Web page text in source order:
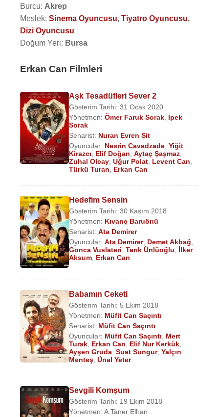
Burcu: Akrep
Meslek: Sinema Oyuncusu, Tiyatro Oyuncusu,
Dizi Oyuncusu
Doğum Yeri: Bursa
Erkan Can Filmleri
Aşk Tesadüfleri Sever 2
Gösterim Tarihi: 31 Ocak 2020
Yönetmen: Ömer Faruk Sorak İpek
Sorak
Senarist: Nuran Evren Şit
Oyuncular: Nesrin Cavadzade Yiğit
Kirazcı
Elif Doğan Aytaç Şaşmaz
Zuhal Olcay Uğur Polat Levent Can
Türkü Turan
Erkan Can
Hedefim Sensin
Gösterim Tarihi: 30 Kasım 2018
Yönetmen: Kıvanç Baruönü
Senarist: Ata Demirer
Oyuncular: Ata Demirer, Demet Akbağ
Gonca Vuslateri Tarık Ünlüoğlu
İlker
Aksum Erkan Can
Babamın Ceketi
Gösterim Tarihi: 5 Ekim 2018
Yönetmen: Müfit Can Saçıntı
Senarist: Müfit Can Saçıntı
Oyuncular: Müfit Can Saçıntı, Mert
Turak, Erkan Can, Elif Nur Kerkük,
Ayşen Gruda, Suat Sungur, Yalçın
Menteş, Ünal Yeter
Sevgili Komşum
Gösterim Tarihi: 19 Ekim 2018
Yönetmen: A.Taner Elhan